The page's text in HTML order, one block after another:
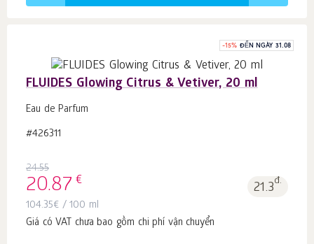
-15% ĐẾN NGÀY 31.08
FLUIDES Glowing Citrus & Vetiver, 20 ml
Eau de Parfum
#426311
24.55
20.87 € 21.3đ.
104.35€ / 100 ml
Giá có VAT chưa bao gồm chi phí vận chuyển